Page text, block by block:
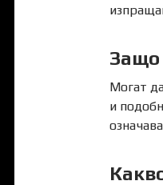
Защо
Могат
и